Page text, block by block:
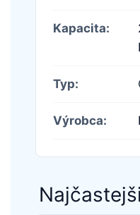
Kapacita:
Typ:
Výrobca: